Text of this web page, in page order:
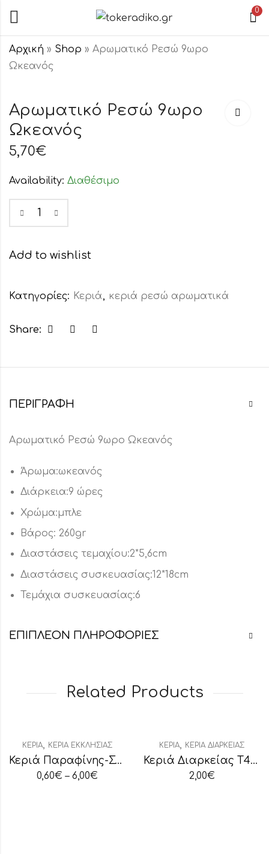
0
Αρχική » Shop » Αρωματικό Ρεσώ 9ωρο
Ωκεανός
Ρεσώ 9ωρο
Ορχιδέα
Άγιος
Αθανάσιος
Αρωματικό Ρεσώ 9ωρο
Ωκεανός
5,70€
Availability: Διαθέσιμο
Add to wishlist
Κατηγορίες: Κεριά, κεριά ρεσώ αρωματικά
Share:
ΠΕΡΙΓΡΑΦΉ
Αρωματικό Ρεσώ 9ωρο Ωκεανός
Άρωμα:ωκεανός
Διάρκεια:9 ώρες
Χρώμα:μπλε
Βάρος: 260gr
Διαστάσεις τεμαχίου:2*5,6cm
Διαστάσεις συσκευασίας:12*18cm
Τεμάχια συσκευασίας:6
ΕΠΙΠΛΈΟΝ ΠΛΗΡΟΦΟΡΊΕΣ
Related Products
ΚΕΡΙΆ, ΚΕΡΙΆ ΕΚΚΛΗΣΊΑΣ
Κεριά Παραφίνης-Στεατίνης Νο2
0,60€ – 6,00€
ΚΕΡΙΆ, ΚΕΡΙΆ ΔΙΑΡΚΕΊΑΣ
Κεριά Διαρκείας Τ40 Λευκό 3 Ημερών
2,00€